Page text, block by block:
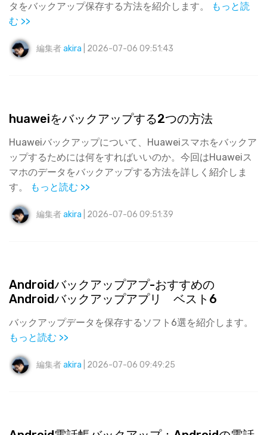
タをバックアップ保存する方法を紹介します。
もっと読
む >>
編集者akira | 2026-07-06 09:51:43
huaweiをバックアップする2つの方法
Huaweiバックアップについて、Huaweiスマホをバックア
ップするためには何をすればいいのか。今回はHuaweiス
マホのデータをバックアップする方法を詳しく紹介しま
す。
もっと読む >>
編集者akira | 2026-07-06 09:51:39
Androidバックアップアプ-おすすめの
Androidバックアップアプリ ベスト6
バックアップデータを保存するソフト6選を紹介します。
もっと読む >>
編集者akira | 2026-07-06 09:49:25